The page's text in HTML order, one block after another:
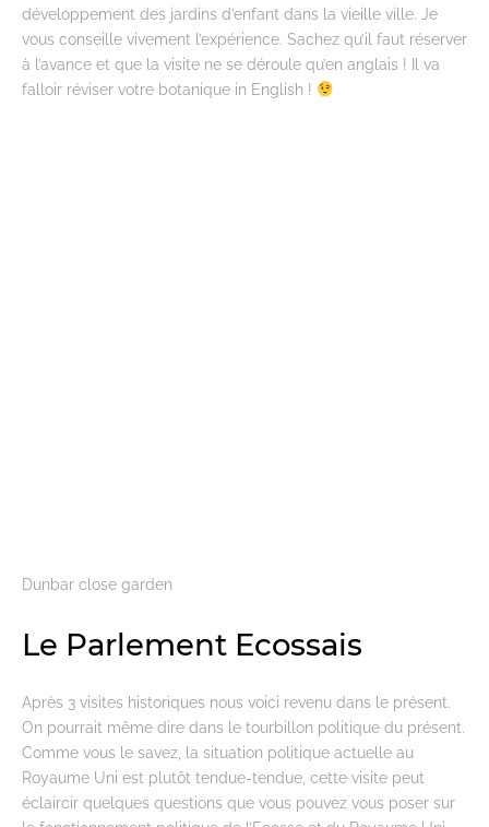
développement des jardins d’enfant dans la vieille ville. Je
vous conseille vivement l’expérience. Sachez qu’il faut réserver
à l’avance et que la visite ne se déroule qu’en anglais ! Il va
falloir réviser votre botanique in English !
Dunbar close garden
Le Parlement Ecossais
Après 3 visites historiques nous voici revenu dans le présent.
On pourrait même dire dans le tourbillon politique du présent.
Comme vous le savez, la situation politique actuelle au
Royaume Uni est plutôt tendue-tendue, cette visite peut
éclaircir quelques questions que vous pouvez vous poser sur